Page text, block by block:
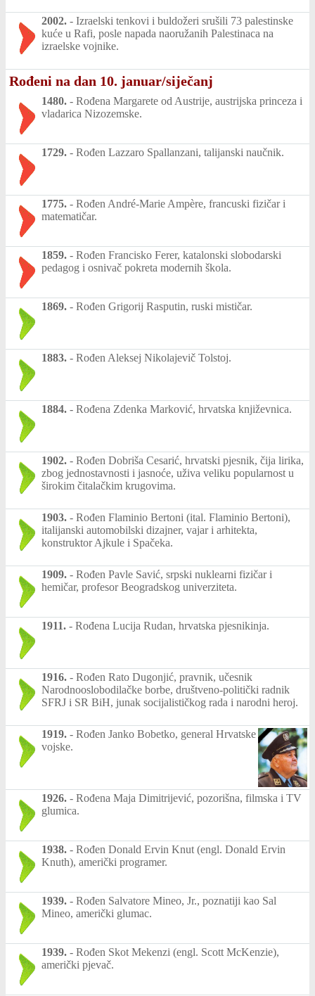
2002. - Izraelski tenkovi i buldožeri srušili 73 palestinske
kuće u Rafi, posle napada naoružanih Palestinaca na
izraelske vojnike.
Rođeni na dan 10. januar/siječanj
1480. - Rođena Margarete od Austrije, austrijska princeza i
vladarica Nizozemske.
1729. - Rođen Lazzaro Spallanzani, talijanski naučnik.
1775. - Rođen André-Marie Ampère, francuski fizičar i
matematičar.
1859. - Rođen Francisko Ferer, katalonski slobodarski
pedagog i osnivač pokreta modernih škola.
1869. - Rođen Grigorij Rasputin, ruski mističar.
1883. - Rođen Aleksej Nikolajevič Tolstoj.
1884. - Rođena Zdenka Marković, hrvatska književnica.
1902. - Rođen Dobriša Cesarić, hrvatski pjesnik, čija lirika,
zbog jednostavnosti i jasnoće, uživa veliku popularnost u
širokim čitalačkim krugovima.
1903. - Rođen Flaminio Bertoni (ital. Flaminio Bertoni),
italijanski automobilski dizajner, vajar i arhitekta,
konstruktor Ajkule i Spačeka.
1909. - Rođen Pavle Savić, srpski nuklearni fizičar i
hemičar, profesor Beogradskog univerziteta.
1911. - Rođena Lucija Rudan, hrvatska pjesnikinja.
1916. - Rođen Rato Dugonjić, pravnik, učesnik
Narodnooslobodilačke borbe, društveno-politički radnik
SFRJ i SR BiH, junak socijalističkog rada i narodni heroj.
1919. - Rođen Janko Bobetko, general Hrvatske
vojske.
1926. - Rođena Maja Dimitrijević, pozorišna, filmska i TV
glumica.
1938. - Rođen Donald Ervin Knut (engl. Donald Ervin
Knuth), američki programer.
1939. - Rođen Salvatore Mineo, Jr., poznatiji kao Sal
Mineo, američki glumac.
1939. - Rođen Skot Mekenzi (engl. Scott McKenzie),
američki pjevač.